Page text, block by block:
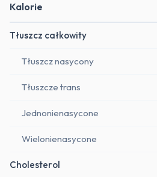
Kalorie
Tłuszcz całkowity
Tłuszcz nasycony
Tłuszcze trans
Jednonienasycone
Wielonienasycone
Cholesterol